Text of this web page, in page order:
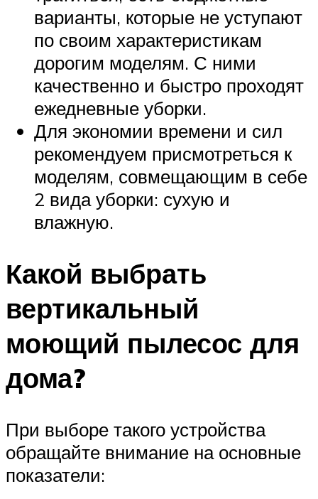
варианты, которые не уступают
по своим характеристикам
дорогим моделям. С ними
качественно и быстро проходят
ежедневные уборки.
Для экономии времени и сил
рекомендуем присмотреться к
моделям, совмещающим в себе
2 вида уборки: сухую и
влажную.
Какой выбрать
вертикальный
моющий пылесос для
дома?
При выборе такого устройства
обращайте внимание на основные
показатели: